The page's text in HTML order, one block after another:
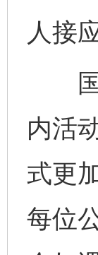
人接
国
内活
式更
每位